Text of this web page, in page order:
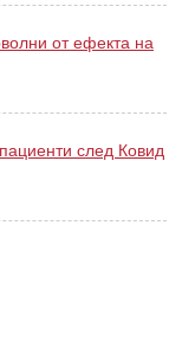
от ефекта на
след Ковид